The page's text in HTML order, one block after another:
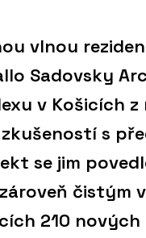
vlnou
Sadovsky
v Košicích z
s
se jim
čistým
210